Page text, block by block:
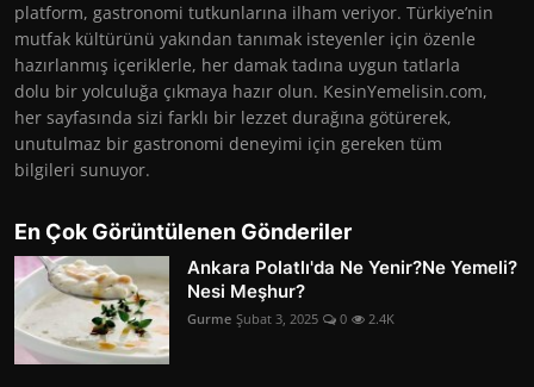
platform, gastronomi tutkunlarına ilham veriyor. Türkiye’nin
mutfak kültürünü yakından tanımak isteyenler için özenle
hazırlanmış içeriklerle, her damak tadına uygun tatlarla
dolu bir yolculuğa çıkmaya hazır olun. KesinYemelisin.com,
her sayfasında sizi farklı bir lezzet durağına götürerek,
unutulmaz bir gastronomi deneyimi için gereken tüm
bilgileri sunuyor.
En Çok Görüntülenen Gönderiler
Ankara Polatlı'da Ne Yenir?Ne Yemeli?
Nesi Meşhur?
Gurme Şubat 3, 2025 0 2.4K